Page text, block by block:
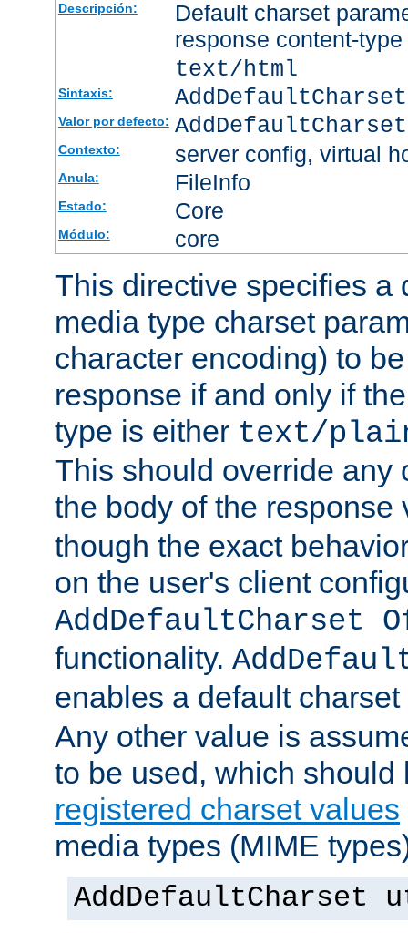
Descripción:
Default charset
response content-
text/html
Sintaxis:
Valor por defecto:
Contexto: server config, virtual
Anula: FileInfo
Estado: Core
Módulo: core
This directive specifies a
media type charset
character encoding) to
response if and only if
type is either text/
This should override any
the body of the
though the exact
on the user's client
AddDefaultCharset
functionality.
enables a default
Any other value is
to be used, which
registered charset values
media types (MIME
AddDefaultCharset